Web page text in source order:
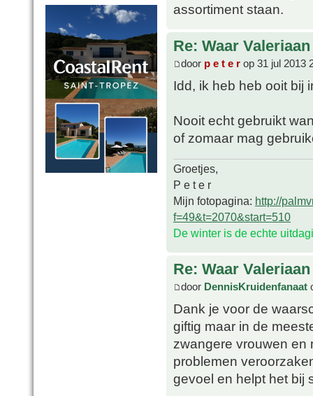
assortiment staan.
Re: Waar
door p e t e r op 31 jul 2013
Idd, ik heb heb ooit bij
Nooit echt gebruikt
of zomaar mag
Groetjes,
P e t e r
Mijn fotopagina: http://
f=49&t=2070&start=510
De winter is de echte
Re: Waar
door DennisKruidenfanaat
Dank je voor de
giftig maar in de
zwangere vrouwen en
problemen
gevoel en helpt het bij